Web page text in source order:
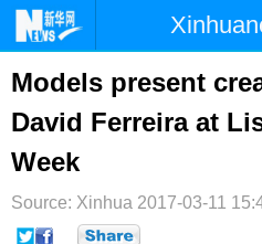
首页 时政
台湾 财经
纪检
文娱 图片
Models present
David Ferreira at
Week
Source: Xinhua 2017-03-11